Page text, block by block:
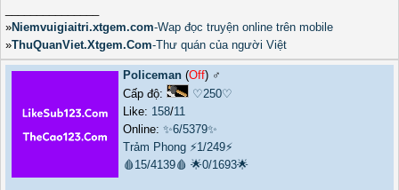
»Niemvuigiaitri.xtgem.com-Wap đọc truyện online trên mobile
»ThuQuanViet.Xtgem.Com-Thư quán của người Việt
Policeman (Off) ♂️
Cấp độ:
♡250♡
Like: 158/11
Online: ✨6/5379✨
Trảm Phong ⚡1/249⚡
🩸15/4139🩸 🌟0/1693🌟